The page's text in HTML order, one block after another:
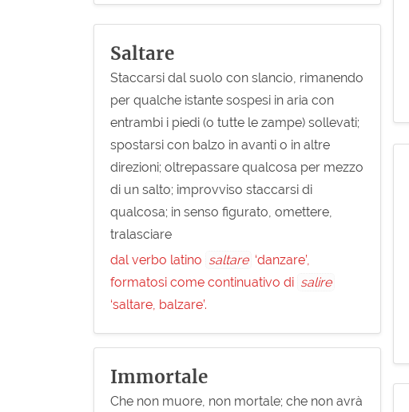
Saltare
Staccarsi dal suolo con slancio, rimanendo
per qualche istante sospesi in aria con
entrambi i piedi (o tutte le zampe) sollevati;
spostarsi con balzo in avanti o in altre
direzioni; oltrepassare qualcosa per mezzo
di un salto; improvviso staccarsi di
qualcosa; in senso figurato, omettere,
tralasciare
dal verbo latino saltare ‘danzare’,
formatosi come continuativo di salire
‘saltare, balzare’.
Immortale
Che non muore, non mortale; che non avrà